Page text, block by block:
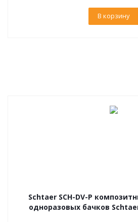
В корзину
Schtaer SCH-DV-P
одноразовых бачков